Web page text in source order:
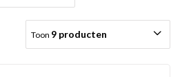
Toon 9 producten